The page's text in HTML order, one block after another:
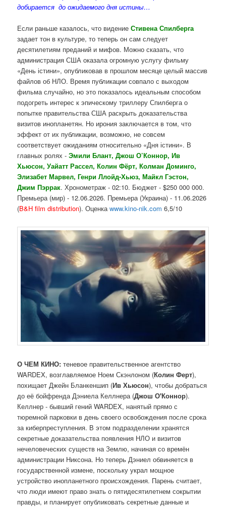
добирается до ожидаемого дня истины…
Если раньше казалось, что видениеСтивена Спилберга
задает тон в культуре, то теперь он сам следует
десятилетиям преданий и мифов. Можно сказать, что
администрация США оказала огромную услугу фильму
«День істини», опубликовав в прошлом месяце целый массив
файлов об НЛО. Время публикации совпало с выходом
фильма случайно, но это показалось идеальным способом
подогреть интерес к эпическому триллеру Спилберга о
попытке правительства США раскрыть доказательства
визитов инопланетян. Но ирония заключается в том, что
эффект от их публикации, возможно, не совсем
соответствует ожиданиям относительно «Дня істини». В
главных ролях -Эмили Блант, Джош О’Коннор, Ив
Хьюсон, Уайатт Рассел, Колин Фёрт, Колман Доминго,
Элизабет Марвел, Генри Ллойд-Хьюз, Майкл Гэстон,
Джим Пэррак. Хронометраж - 02:10. Бюджет - $250 000 000.
Премьера (мир) - 12.06.2026. Премьера (Украина) - 11.06.2026
(B&H film distribution). Оценкаwww.kino-nik.com 6,5/10
О ЧЕМ КИНО: теневое правительственное агентство
WARDEX, возглавляемое Ноем Скэнлоном (Колин Ферт),
похищает Джейн Бланкеншип (Ив Хьюсон), чтобы добраться
до её бойфренда Дэниела Келлнера (Джош О'Коннор).
Келлнер - бывший гений WARDEX, нанятый прямо с
тюремной парковки в день своего освобождения после срока
за киберпреступления. В этом подразделении хранятся
секретные доказательства появления НЛО и визитов
нечеловеческих существ на Землю, начиная со времён
администрации Никсона. Но теперь Дэниел обвиняется в
государственной измене, поскольку украл мощное
устройство инопланетного происхождения. Парень считает,
что люди имеют право знать о пятидесятилетнем сокрытии
правды, и планирует опубликовать секретные данные и